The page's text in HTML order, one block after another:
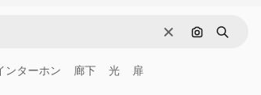
消去 画像で検索
検索
ンターホン 廊下 光 扉